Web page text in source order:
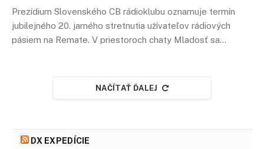
Prezídium Slovenského CB rádioklubu oznamuje termín
jubilejného 20. jarného stretnutia užívateľov rádiových
pásiem na Remate. V priestoroch chaty Mladosť sa…
NAČÍTAŤ ĎALEJ
DX EXPEDÍCIE